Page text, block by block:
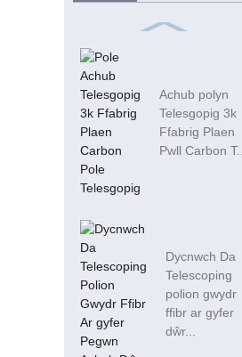
Achub polyn
Telesgopig 3k
Ffabrig Plaen
Pwll Carbon T...
Dycnwch Da
Telescoping
polion gwydr
ffibr ar gyfer
dŵr...